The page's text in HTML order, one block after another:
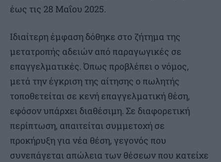
έως τις 28 Μαΐου 2025.
Ιδιαίτερη έμφαση δόθηκε στο ζήτημα της
μετατροπής αδειών από παραγωγικές σε
επαγγελματικές. Όπως προβλέπει ο νόμος,
μετά την έγκριση της αίτησης ο πωλητής
τοποθετείται σε κενή επαγγελματική θέση,
εφόσον υπάρχει διαθέσιμη. Σε διαφορετική
περίπτωση, απαιτείται συμμετοχή σε
προκήρυξη για νέα θέση, γεγονός που
συνεπάγεται απώλεια των θέσεων που κατείχε